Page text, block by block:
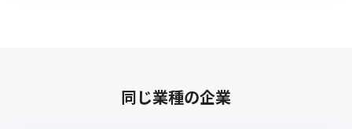
同じ業種の企業